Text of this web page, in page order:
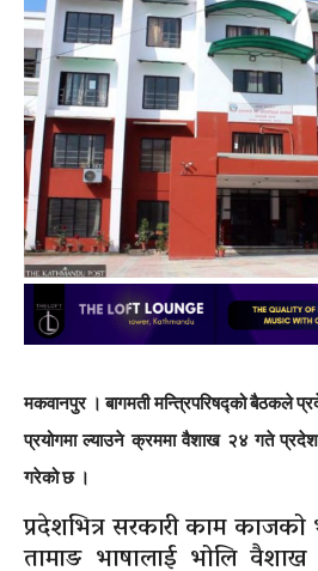
मकवानपुर । बागमती मन्त्रिपरिषद्को बैठकले
प्रयोगमा ल्याउने क्रममा वैशाख २४ गते
गरेको छ ।
प्रदेशभित्र सरकारी काम काजको
तामाङ भाषालाई भोलि